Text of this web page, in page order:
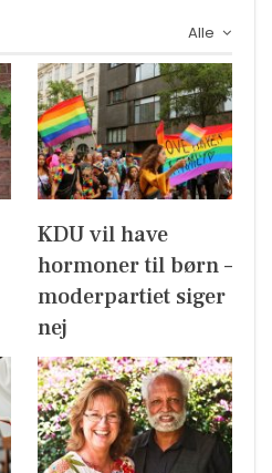
Alle
KDU vil have
hormoner til børn –
moderpartiet siger
nej